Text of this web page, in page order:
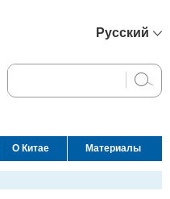
Русский
English
Español
عربي
О Китае Материалы